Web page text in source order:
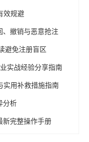
效规避
、撤销与恶意抢注
避免注册盲区
实战经验分享指南
实用补救措施指南
分析
新完整操作手册